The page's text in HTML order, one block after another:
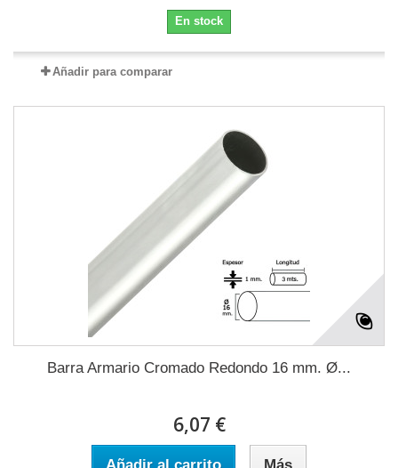
En stock
Añadir para comparar
Barra Armario Cromado Redondo 16 mm. Ø...
6,07 €